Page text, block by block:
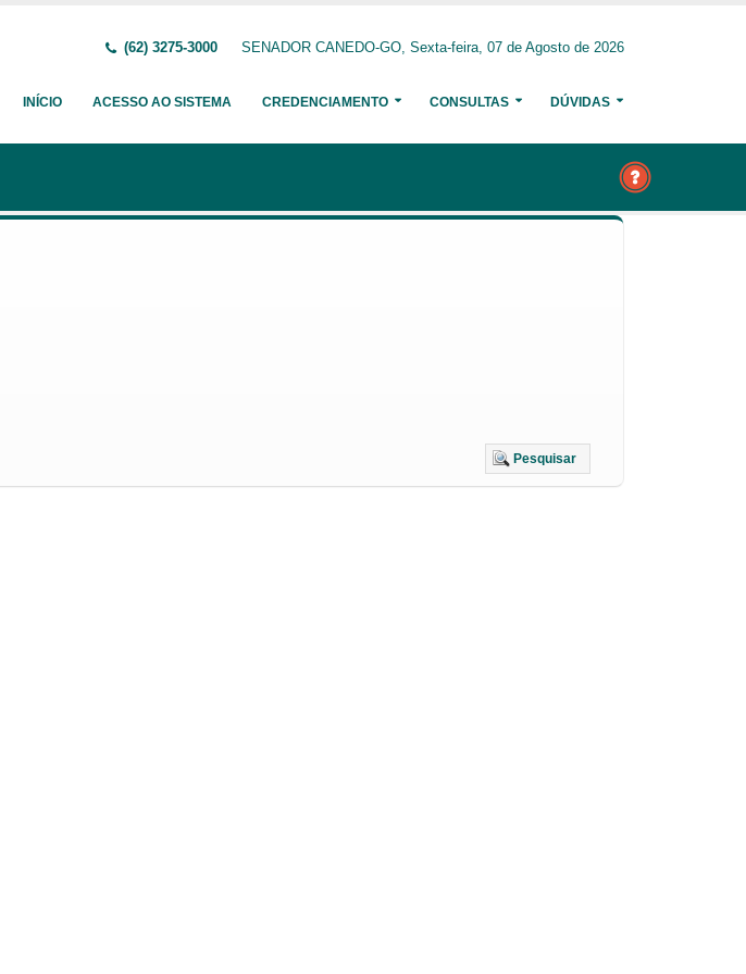
(62) 3275-3000 SENADOR CANEDO-GO, Sexta-feira, 07 de Agosto de 2026
INÍCIO ACESSO AO SISTEMA CREDENCIAMENTO CONSULTAS DÚVIDAS
Pesquisar